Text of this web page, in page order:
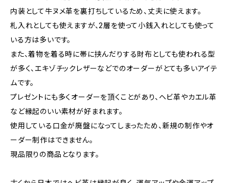
内装として牛ヌメ革を裏打ちしているため、丈夫に使えます。
札入れとしても使えますが、2層を使って小銭入れとしても使って
いる方は多いです。
また、着物を着る時に帯に挟んだりする財布としても使われる型
が多く、エキゾチックレザーなどでのオーダーがとても多いアイテ
ムです。
プレゼントにも多くオーダーを頂くことがあり、ヘビ革やカエル革
など縁起のいい素材が好まれます。
使用している口金が廃盤になってしまったため、新規の制作やオ
ーダー制作はできません。
現品限りの商品となります。